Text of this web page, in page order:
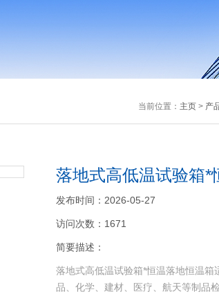
当前位置： 主页> 产
落地式高低温试验箱*
发布时间：2026-05-27
访问次数：1671
简要描述：
落地式高低温试验箱*恒温落地恒温
品、化学、建材、医疗、航天等制品